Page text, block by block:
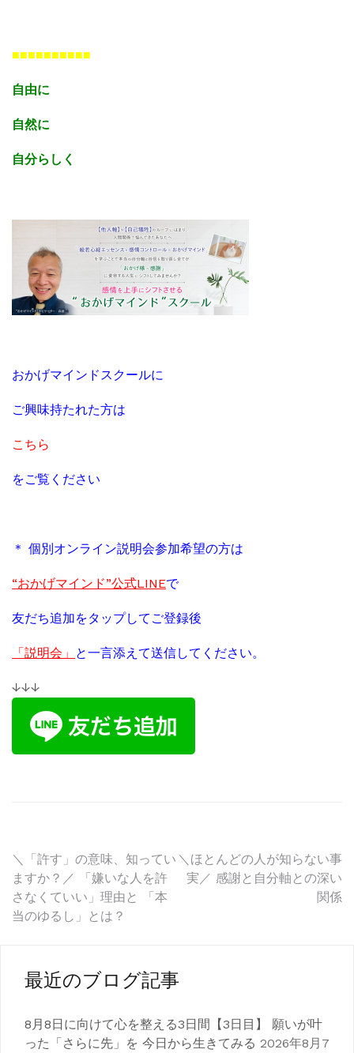
■■■■■■■■■■
自由に
自然に
自分らしく
おかげマインドスクールに
ご興味持たれた方は
こちら
をご覧ください
＊ 個別オンライン説明会参加希望の方は
“おかげマインド”公式LINEで
友だち追加をタップしてご登録後
「説明会」 と一言添えて送信してください。
↓↓↓
投
稿
ナ
ゲ
ー
シ
＼「許す」の意味、知ってい
ますか？／ 「嫌いな人を許
さなくていい」理由と 「本
当のゆるし」とは？
＼ほとんどの人が知らない事
実／ 感謝と自分軸との深い
関係
最近のブログ記事
8月8日に向けて心を整える3日間【3日目】 願いが叶
った「さらに先」を 今日から生きてみる 2026年8月7